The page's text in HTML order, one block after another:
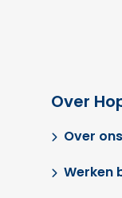
Over
Over ons
Werken